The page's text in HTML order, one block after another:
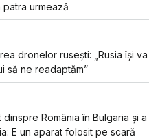
urmează
dronelor rusești: „Rusia își va
să ne readaptăm”
România în Bulgaria și a
E un aparat folosit pe scară